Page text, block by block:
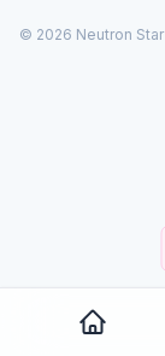
© 2026 Neutron